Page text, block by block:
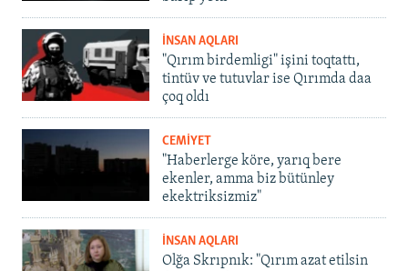
İNSAN AQLARI
"Qırım birdemligi" işini toqtattı,
tintüv ve tutuvlar ise Qırımda daa
çoq oldı
CEMİYET
"Haberlerge köre, yarıq bere
ekenler, amma biz bütünley
ekektriksizmiz"
İNSAN AQLARI
Olğa Skrıpnık: "Qırım azat etilsin